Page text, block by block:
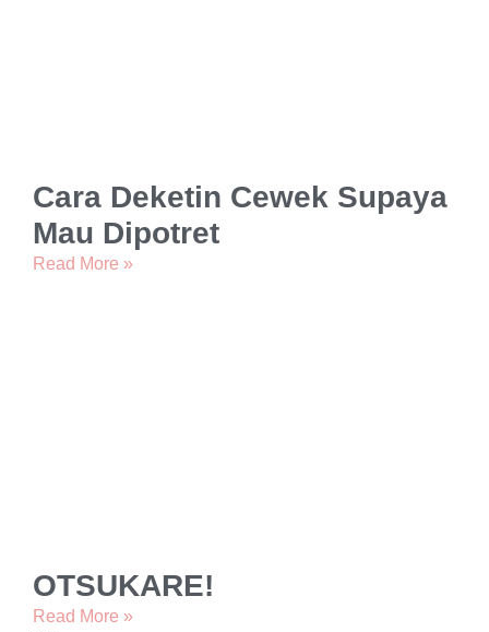
Cara Deketin Cewek Supaya
Mau Dipotret
Read More »
OTSUKARE!
Read More »